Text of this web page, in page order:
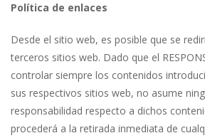
Política de enlaces
Desde el sitio web, es posible que se
terceros sitios web. Dado que el
controlar siempre los contenidos
sus respectivos sitios web, no asume
responsabilidad respecto a dichos
procederá a la retirada inmediata de